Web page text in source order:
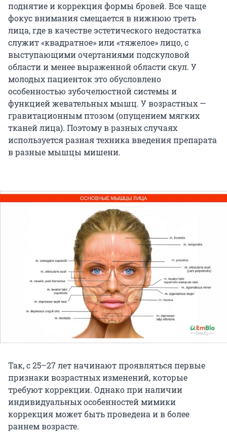
поднятие и коррекция формы бровей. Все чаще
фокус внимания смещается в нижнюю треть
лица, где в качестве эстетического недостатка
служит «квадратное» или «тяжелое» лицо, с
выступающими очертаниями подскуловой
области и менее выраженной области скул. У
молодых пациенток это обусловлено
особенностью зубочелюстной системы и
функцией жевательных мышц. У возрастных —
гравитационным птозом (опущением мягких
тканей лица). Поэтому в разных случаях
используется разная техника введения препарата
в разные мышцы мишени.
Так, с 25–27 лет начинают проявляться первые
признаки возрастных изменений, которые
требуют коррекции. Однако при наличии
индивидуальных особенностей мимики
коррекция может быть проведена и в более
раннем возрасте.